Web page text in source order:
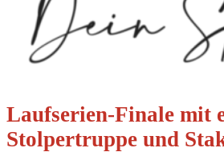
Laufserien-Finale mit
Stolpertruppe und